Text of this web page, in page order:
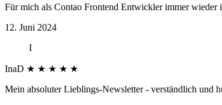
Für mich als Contao Frontend Entwickler immer wieder
12. Juni 2024
I
InaD ★ ★ ★ ★ ★
Mein absoluter Lieblings-Newsletter - verständlich und